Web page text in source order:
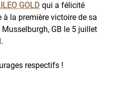
GOLD qui a félicité
à la première victoire de sa
GB le 5 juillet
respectifs !